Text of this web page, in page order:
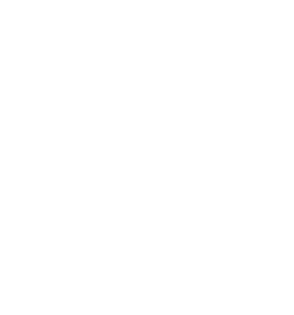
Ceuta se prepara ante la
Cártama, protagonista en el